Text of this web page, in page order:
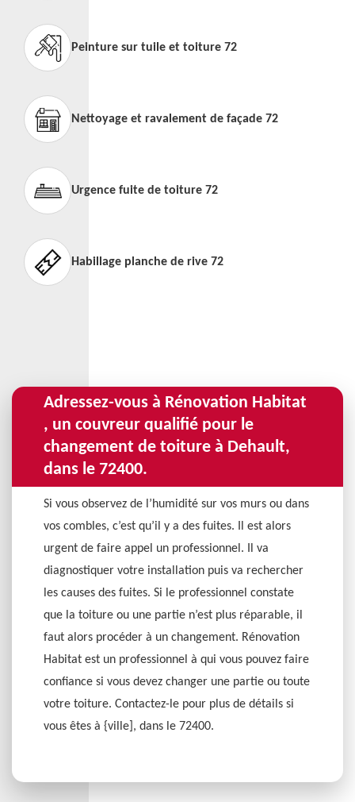
Peinture sur tuile et toiture 72
Nettoyage et ravalement de façade 72
Urgence fuite de toiture 72
Habillage planche de rive 72
Adressez-vous à Rénovation Habitat
, un couvreur qualifié pour le
changement de toiture à Dehault,
dans le 72400.
Si vous observez de l’humidité sur vos murs ou dans
vos combles, c’est qu’il y a des fuites. Il est alors
urgent de faire appel un professionnel. Il va
diagnostiquer votre installation puis va rechercher
les causes des fuites. Si le professionnel constate
que la toiture ou une partie n’est plus réparable, il
faut alors procéder à un changement. Rénovation
Habitat est un professionnel à qui vous pouvez faire
confiance si vous devez changer une partie ou toute
votre toiture. Contactez-le pour plus de détails si
vous êtes à {ville], dans le 72400.